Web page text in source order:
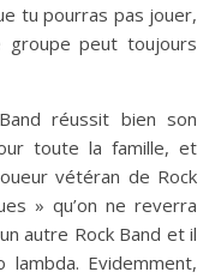
tu pourras pas jouer,
groupe peut toujours
réussit bien son
toute la famille, et
vétéran de Rock
» qu’on ne reverra
autre Rock Band et il
Evidemment,